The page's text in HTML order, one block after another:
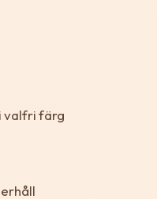
valfri färg